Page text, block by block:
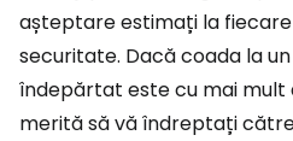
așteptare estimați la
securitate. Dacă coada la
îndepărtat este cu mai mult
merită să vă îndreptați